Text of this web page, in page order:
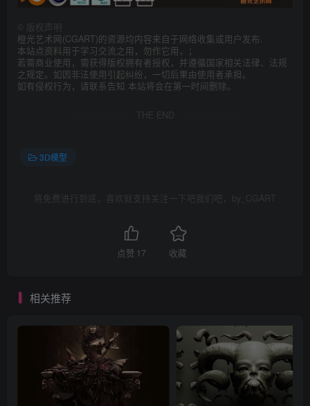
版权声明
橙光艺术网(CGART)的资源均内容来自于网络收集或用户发布.
本站点资料用于学习交流之用，勿作它用，；
若需商业使用，需获得版权拥有者授权，并遵循国家相关法律、法规
之规定。如因非法使用引起纠纷，一切后果由使用者承担。
如有侵权行为，请联系告知 本站将会在第一时间删除。
THE END
3D模型
将免费进行到底，喜欢就支持关注一下吧我们吧，by_CGART
点赞 17 收藏
相关推荐